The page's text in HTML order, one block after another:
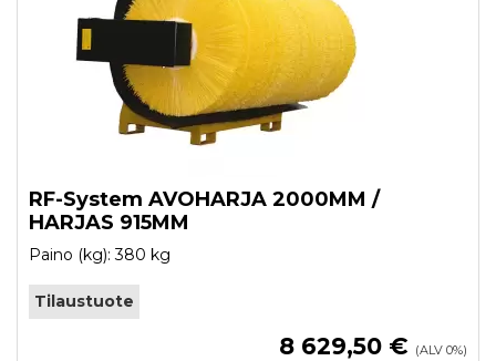
RF-System AVOHARJA 2000MM /
HARJAS 915MM
Paino (kg): 380 kg
Tilaustuote
8 629,50 € (ALV 0%)